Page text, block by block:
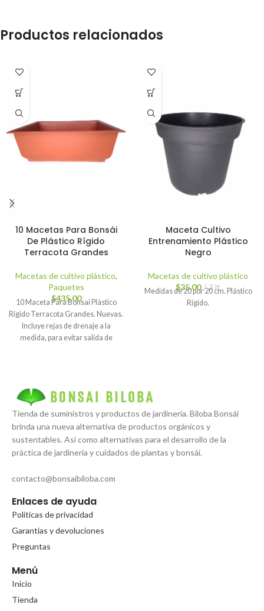
Productos relacionados
10 Macetas Para Bonsái
De Plástico Rígido
Terracota Grandes
Macetas de cultivo plástico,
Paquetes
$435.00
10 Maceta Para Bonsai Plástico
Rígido Terracota Grandes. Nuevas.
Incluye rejas de drenaje a la
medida, para evitar salida de
Maceta Cultivo
Entrenamiento Plástico
Negro
Macetas de cultivo plástico
$25.00 2 lt
Medidas de 20 por 20 cm. Plástico
Rígido.
Tienda de suministros y productos de jardinería. Biloba Bonsái
brinda una nueva alternativa de productos orgánicos y
sustentables. Así como alternativas para el desarrollo de la
práctica de jardinería y cuidados de plantas y bonsái.
contacto@bonsaibiloba.com
Enlaces de ayuda
Políticas de privacidad
Garantias y devoluciones
Preguntas
Menú
Inicio
Tienda